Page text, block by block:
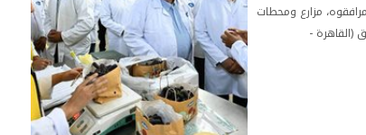
مزارع ومحطات
(القاهرة -